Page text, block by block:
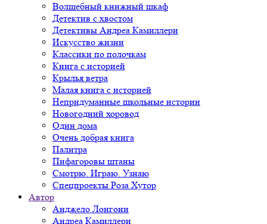
Волшебный книжный шкаф
Детектив с хвостом
Детективы Андреа Камиллери
Искусство жизни
Классики по полочкам
Книга с историей
Крылья ветра
Малая книга с историей
Непридуманные школьные истории
Новогодний хоровод
Один дома
Очень добрая книга
Палитра
Пифагоровы штаны
Смотрю. Играю. Узнаю
Спецпроекты Роза Хутор
Автор
Анджело Лонгони
Андреа Камиллери